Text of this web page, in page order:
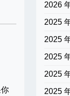
2026
2025
2025
2025
2025
2025